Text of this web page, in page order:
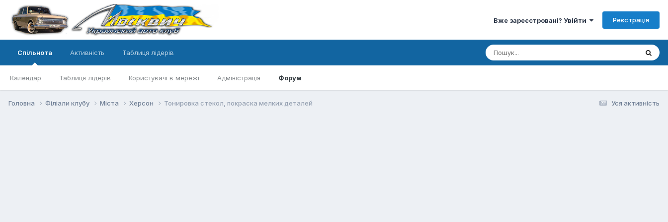
Вже зареєстровані? Увійти Реєстрація
Спільнота
Календар Таблиця лідерів Користувачі в мережі Адміністрація Форум
Активність Таблиця лідерів
Уся активність
Головна Філіали клубу Міста Херсон Тонировка стекол, покраска мелких деталей